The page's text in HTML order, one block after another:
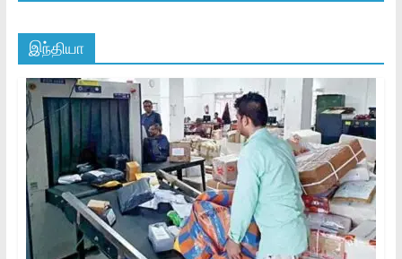
இந்தியா